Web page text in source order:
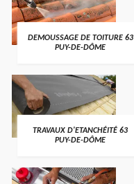
DEMOUSSAGE DE TOITURE 63
PUY-DE-DÔME
TRAVAUX D'ETANCHÉITÉ 63
PUY-DE-DÔME